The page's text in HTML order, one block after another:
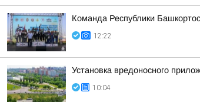
Команда Республики
12:22
Установка вредоносного
10:04